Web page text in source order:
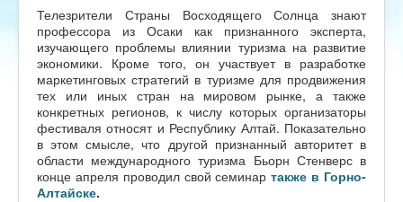
Телезрители Страны Восходящего Солнца знают
профессора из Осаки как признанного эксперта,
изучающего проблемы влиянии туризма на развитие
экономики. Кроме того, он участвует в разработке
маркетинговых стратегий в туризме для продвижения
тех или иных стран на мировом рынке, а также
конкретных регионов, к числу которых организаторы
фестиваля относят и Республику Алтай. Показательно
в этом смысле, что другой признанный авторитет в
области международного туризма Бьорн Стенверс в
конце апреля проводил свой семинартакже в Горно-
Алтайске.